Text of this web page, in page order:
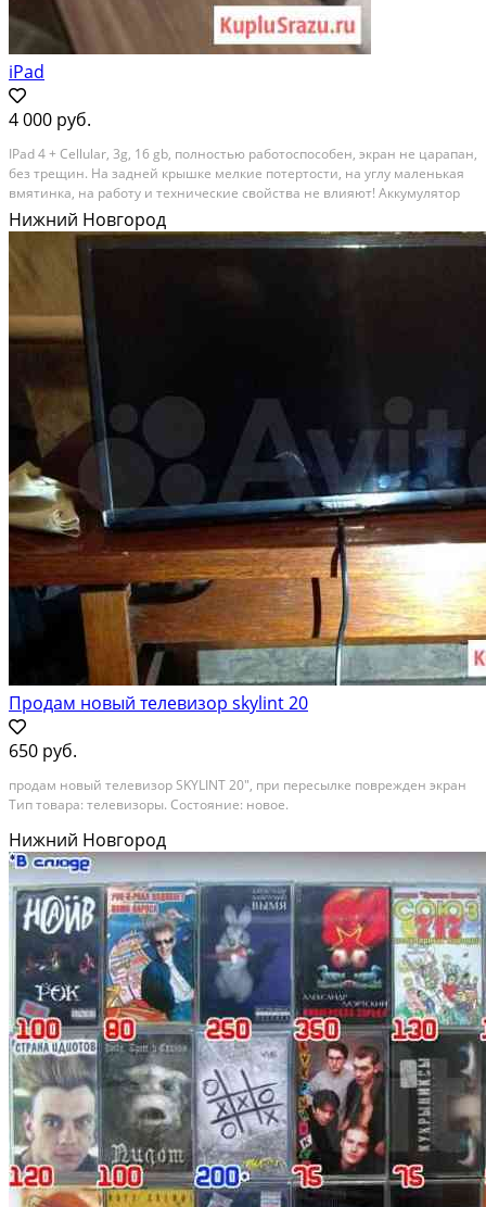
iPad
4 000 руб.
IPad 4 + Cellular, 3g, 16 gb, полностью работоспособен, экран не царапан,
без трещин. На задней крышке мелкие потертости, на углу маленькая
вмятинка, на работу и технические свойства не влияют! Аккумулятор
живой, держит хорошо. В комплекте оригинальный зарядник 2А и
кабель! Состояние: б/у.
Нижний Новгород
Продам новый телевизор skylint 20
650 руб.
продам новый телевизор SKYLINT 20", при пересылке поврежден экран
Тип товара: телевизоры. Состояние: новое.
Нижний Новгород